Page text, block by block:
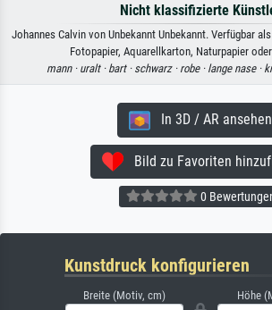
Nicht klassifizierte
Johannes Calvin von Unbekannt Unbekannt. Verfügbar
Fotopapier, Aquarellkarton, Naturpapier
mann · uralt · bart · schwarz · robe · lange nase ·
In 3D / AR ansehen
Bild zu Favoriten
0
Kunstdruck konfigurieren
Breite (Motiv, cm) Höhe